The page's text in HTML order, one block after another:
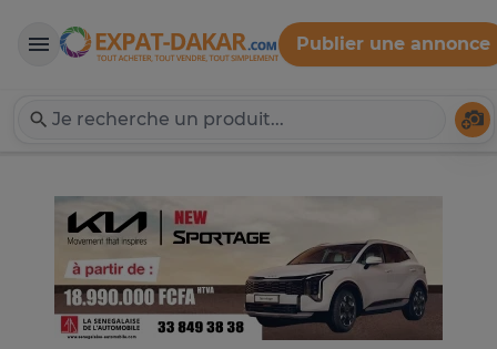
Expat-Dakar
Publier une annonce